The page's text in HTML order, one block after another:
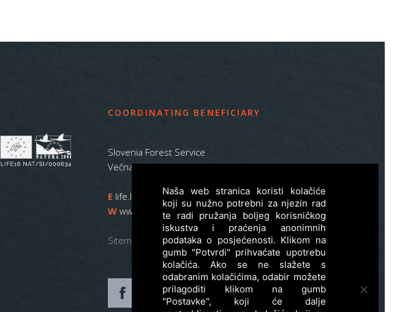
COORDINATING BENEFICIARY
Slovenia Forest Service
Večna pot 2, SI – 1000 Ljubljana
E life.lynx.eu@gmail.com
W www.zgs.si
Sitemap
Naša web stranica koristi kolačiće
koji su nužno potrebni za njezin rad
te radi pružanja boljeg korisničkog
iskustva i praćenja anonimnih
podataka o posjećenosti. Klikom na
gumb "Potvrdi" prihvaćate upotrebu
kolačića. Ako se ne slažete s
odabranim kolačićima, odabir možete
prilagoditi klikom na gumb
"Postavke", koji će dalje